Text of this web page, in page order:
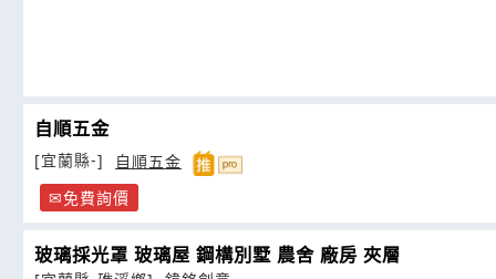
自順五金
[宜蘭縣-]
自順五金
免費詢價
玻璃採光罩 玻璃屋 鋼構別墅 農舍 廠房 夾層